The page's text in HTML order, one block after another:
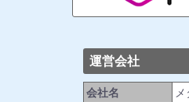
運営会社
会社名